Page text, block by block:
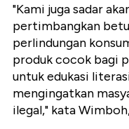
"Kami juga sadar
pertimbangkan
perlindungan
produk cocok bagi
untuk edukasi
mengingatkan
ilegal," kata